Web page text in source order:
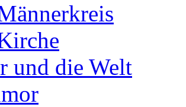
und die Welt